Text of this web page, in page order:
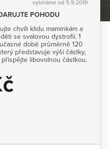
vybíráme od 5.9.2019
POHODU
chvíli klidu maminkám a
se svalovou dystrofií. 1
době průměrně 120
představuje výši částky,
libovolnou částkou.